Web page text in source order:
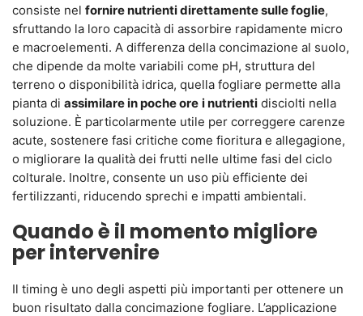
consiste nel fornire nutrienti direttamente sulle foglie,
sfruttando la loro capacità di assorbire rapidamente micro
e macroelementi. A differenza della concimazione al suolo,
che dipende da molte variabili come pH, struttura del
terreno o disponibilità idrica, quella fogliare permette alla
pianta di assimilare in poche ore i nutrienti disciolti nella
soluzione. È particolarmente utile per correggere carenze
acute, sostenere fasi critiche come fioritura e allegagione,
o migliorare la qualità dei frutti nelle ultime fasi del ciclo
colturale. Inoltre, consente un uso più efficiente dei
fertilizzanti, riducendo sprechi e impatti ambientali.
Quando è il momento migliore
per intervenire
Il timing è uno degli aspetti più importanti per ottenere un
buon risultato dalla concimazione fogliare. L’applicazione